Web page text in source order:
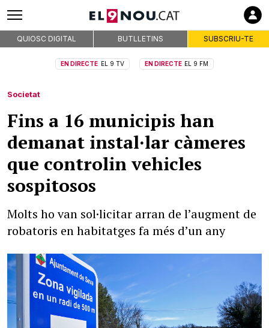
QUIOSC DIGITAL BUTLLETINS SUBSCRIU-TE
EN DIRECTE EL 9 TV EN DIRECTE EL 9 FM
Societat
Fins a 16 municipis han
demanat instal·lar càmeres
que controlin vehicles
sospitosos
Molts ho van sol·licitar arran de l’augment de
robatoris en habitatges fa més d’un any